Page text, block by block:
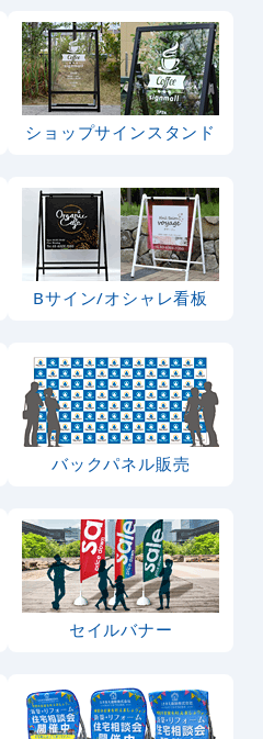
ショップサインスタンド
Bサイン/オシャレ看板
バックパネル販売
セイルバナー